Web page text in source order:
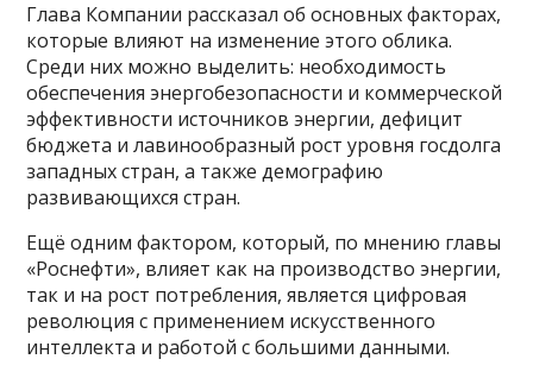
Глава Компании рассказал об основных факторах,
которые влияют на изменение этого облика.
Среди них можно выделить: необходимость
обеспечения энергобезопасности и коммерческой
эффективности источников энергии, дефицит
бюджета и лавинообразный рост уровня госдолга
западных стран, а также демографию
развивающихся стран.
Ещё одним фактором, который, по мнению главы
«Роснефти», влияет как на производство энергии,
так и на рост потребления, является цифровая
революция с применением искусственного
интеллекта и работой с большими данными.